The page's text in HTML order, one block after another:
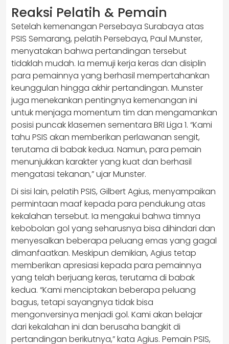
Reaksi Pelatih & Pemain
Setelah kemenangan Persebaya Surabaya atas
PSIS Semarang, pelatih Persebaya, Paul Munster,
menyatakan bahwa pertandingan tersebut
tidaklah mudah. Ia memuji kerja keras dan disiplin
para pemainnya yang berhasil mempertahankan
keunggulan hingga akhir pertandingan. Munster
juga menekankan pentingnya kemenangan ini
untuk menjaga momentum tim dan mengamankan
posisi puncak klasemen sementara BRI Liga 1. “Kami
tahu PSIS akan memberikan perlawanan sengit,
terutama di babak kedua. Namun, para pemain
menunjukkan karakter yang kuat dan berhasil
mengatasi tekanan,” ujar Munster.
Di sisi lain, pelatih PSIS, Gilbert Agius, menyampaikan
permintaan maaf kepada para pendukung atas
kekalahan tersebut. Ia mengakui bahwa timnya
kebobolan gol yang seharusnya bisa dihindari dan
menyesalkan beberapa peluang emas yang gagal
dimanfaatkan. Meskipun demikian, Agius tetap
memberikan apresiasi kepada para pemainnya
yang telah berjuang keras, terutama di babak
kedua. “Kami menciptakan beberapa peluang
bagus, tetapi sayangnya tidak bisa
mengonversinya menjadi gol. Kami akan belajar
dari kekalahan ini dan berusaha bangkit di
pertandingan berikutnya,” kata Agius. Pemain PSIS,